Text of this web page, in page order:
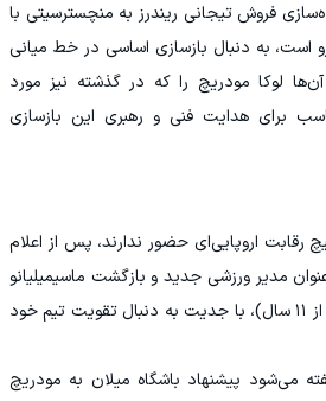
فروش تیجانی ریندرز به منچسترسیتی با
میلیون یورو است، به‌ دنبال بازسازی اساسی در خط میانی
لوکا مودریچ را که در گذشته نیز مورد
برای هدایت فنی و رهبری این بازسازی
رقابت اروپایی‌ای حضور ندارند، پس از اعلام
مدیر ورزشی جدید و بازگشت ماسیمیلیانو
آلگری به عنوان سرمربی (پس از ۱۱ سال)، با جدیت به‌ دنبال تقویت تیم خود
می‌شود پیشنهاد باشگاه میلان به مودریچ